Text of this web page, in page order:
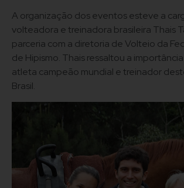
A organização dos eventos esteve a
volteadora e treinadora brasileira Thais
parceria com a diretoria de Volteio da
de Hipismo. Thais ressaltou a
atleta campeão mundial e treinador
Brasil.